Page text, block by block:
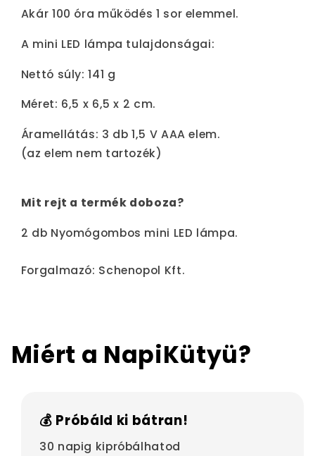
Akár 100 óra működés 1 sor elemmel.
A mini LED lámpa tulajdonságai:
Nettó súly: 141 g
Méret: 6,5 x 6,5 x 2 cm.
Áramellátás: 3 db 1,5 V AAA elem.
(az elem nem tartozék)
Mit rejt a termék doboza?
2 db Nyomógombos mini LED lámpa.
Forgalmazó: Schenopol Kft.
Miért a NapiKütyü?
💰 Próbáld ki bátran!
30 napig kipróbálhatod